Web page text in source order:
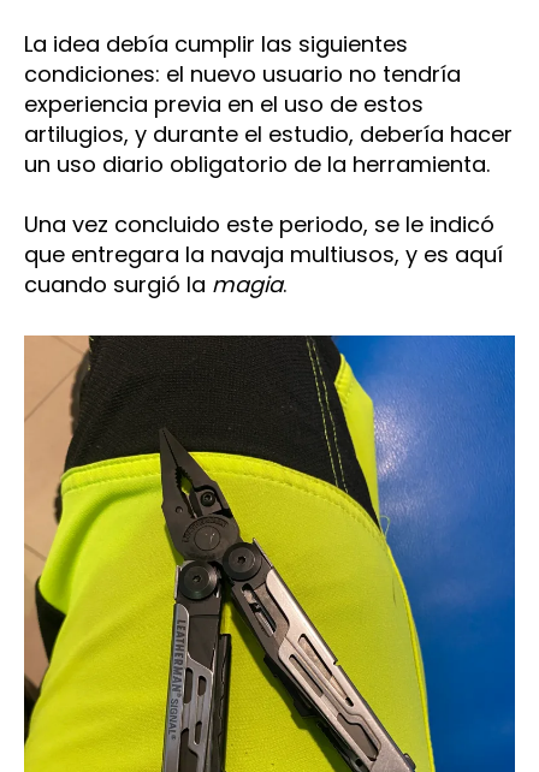
de
multiherramientas
La idea debía cumplir las siguientes
condiciones: el nuevo usuario no tendría
experiencia previa en el uso de estos
artilugios, y durante el estudio, debería hacer
un uso diario obligatorio de la herramienta.
Una vez concluido este periodo, se le indicó
que entregara la navaja multiusos, y es aquí
cuando surgió la magia.